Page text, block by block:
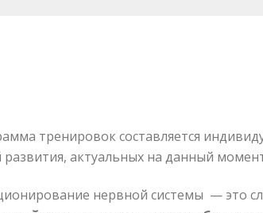
тренировок составляется
развития, актуальных на данный
нервной системы — это